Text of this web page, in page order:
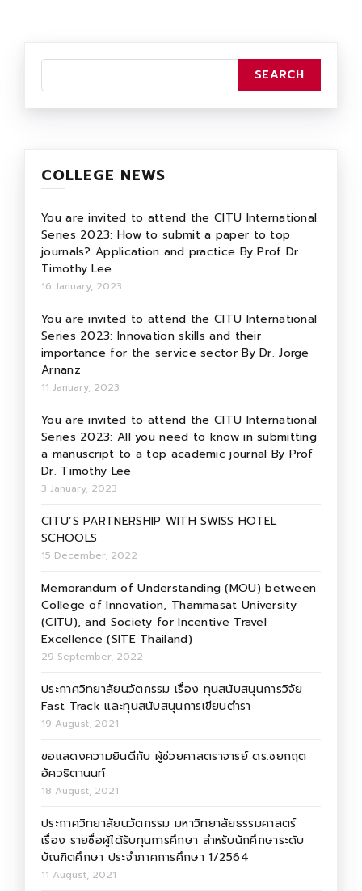
COLLEGE NEWS
You are invited to attend the CITU International
Series 2023: How to submit a paper to top
journals? Application and practice By Prof Dr.
Timothy Lee
16 January, 2023
You are invited to attend the CITU International
Series 2023: Innovation skills and their
importance for the service sector By Dr. Jorge
Arnanz
11 January, 2023
You are invited to attend the CITU International
Series 2023: All you need to know in submitting
a manuscript to a top academic journal By Prof
Dr. Timothy Lee
3 January, 2023
CITU’S PARTNERSHIP WITH SWISS HOTEL
SCHOOLS
15 December, 2022
Memorandum of Understanding (MOU) between
College of Innovation, Thammasat University
(CITU), and Society for Incentive Travel
Excellence (SITE Thailand)
29 September, 2022
ประกาศวิทยาลัยนวัตกรรม เรื่อง ทุนสนับสนุนการวิจัย
Fast Track และทุนสนับสนุนการเขียนตำรา
19 August, 2021
ขอแสดงความยินดีกับ ผู้ช่วยศาสตราจารย์ ดร.ชยกฤต
อัศวธิตานนท์
18 August, 2021
ประกาศวิทยาลัยนวัตกรรม มหาวิทยาลัยธรรมศาสตร์
เรื่อง รายชื่อผู้ได้รับทุนการศึกษา สำหรับนักศึกษาระดับ
บัณฑิตศึกษา ประจำภาคการศึกษา 1/2564
11 August, 2021